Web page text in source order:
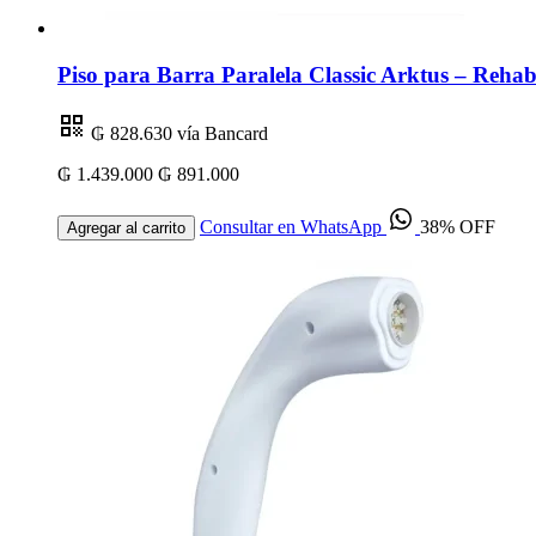
Piso para Barra Paralela Classic Arktus –
₲ 828.630 vía Bancard
₲ 1.439.000 ₲ 891.000
Agregar al carrito Consultar en WhatsApp 38% OFF